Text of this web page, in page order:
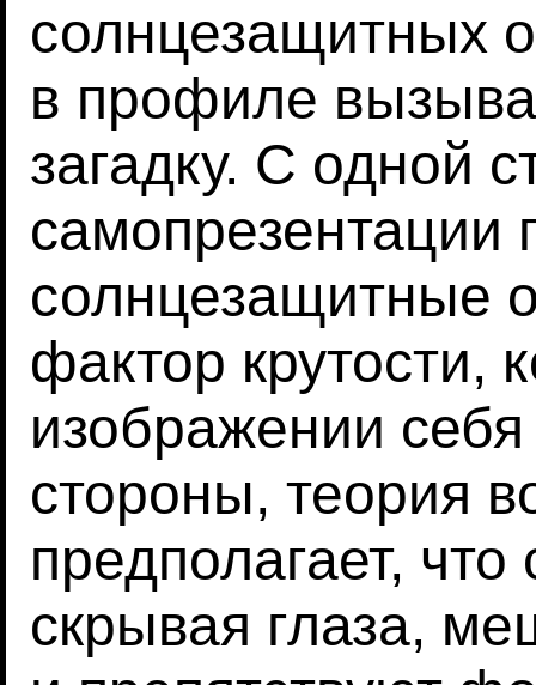
солнцезащитных
в профиле
загадку. С одной
самопрезентации
солнцезащитные
фактор крутости,
изображении
стороны, теория
предполагает,
скрывая глаза,